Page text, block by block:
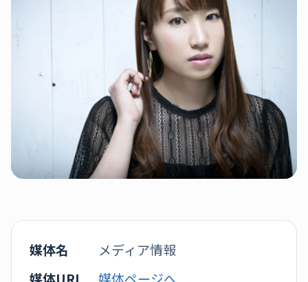
媒体名
メディア情報
媒体URL
媒体ページへ